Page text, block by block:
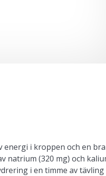
energi i kroppen och en bra
natrium (320 mg) och
i en timme av tävling